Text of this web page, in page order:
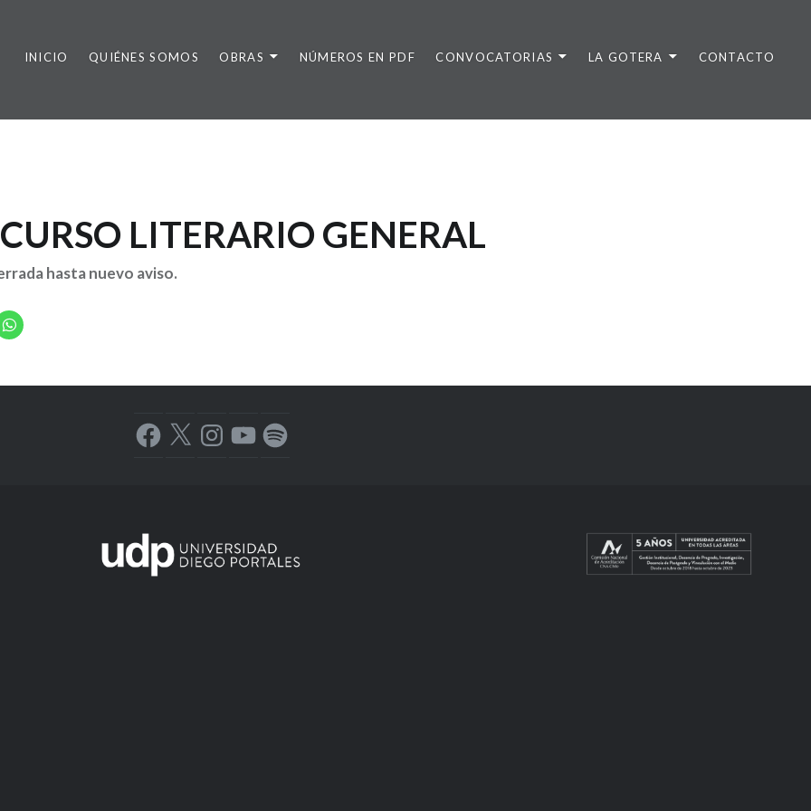
INICIO QUIÉNES SOMOS OBRAS NÚMEROS EN PDF CONVOCATORIAS LA GOTERA CONTACTO
LITERARIO GENERAL
hasta nuevo aviso.
Facebook
X InstagramYouTubeSpotify